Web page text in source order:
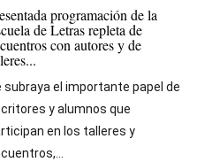
programación de la
de Letras repleta de
con autores y de
subraya el importante papel de
y alumnos que
en los talleres y